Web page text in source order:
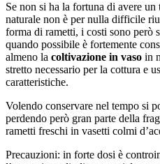
Se non si ha la fortuna di avere
naturale non è per nulla difficile
forma di rametti, i costi sono però
quando possibile è fortemente
almeno la coltivazione in vaso in
stretto necessario per la cottura e
caratteristiche.
Volendo conservare nel tempo si
perdendo però gran parte della
rametti freschi in vasetti colmi
Precauzioni: in forte dosi è